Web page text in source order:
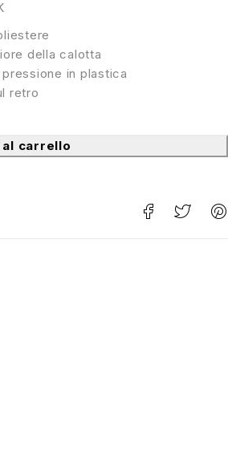
della calotta
in plastica
retro
carrello